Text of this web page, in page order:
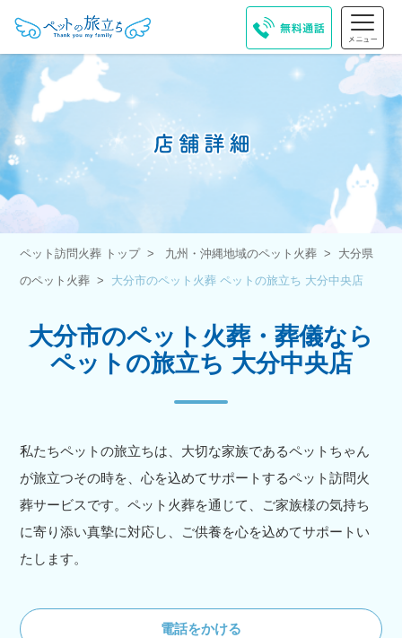
ペット訪問火葬 トップ 九州・沖縄地域のペット火葬
大分県
のペット火葬
大分市のペット火葬 ペットの旅立ち 大分中央店
大分市のペット火葬・葬儀なら
ペットの旅立ち 大分中央店
私たちペットの旅立ちは、大切な家族であるペットちゃん
が旅立つその時を、心を込めてサポートするペット訪問火
葬サービスです。ペット火葬を通じて、ご家族様の気持ち
に寄り添い真摯に対応し、ご供養を心を込めてサポートい
たします。
電話をかける